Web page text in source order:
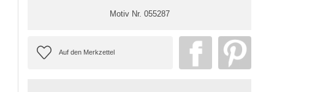
Motiv Nr. 055287